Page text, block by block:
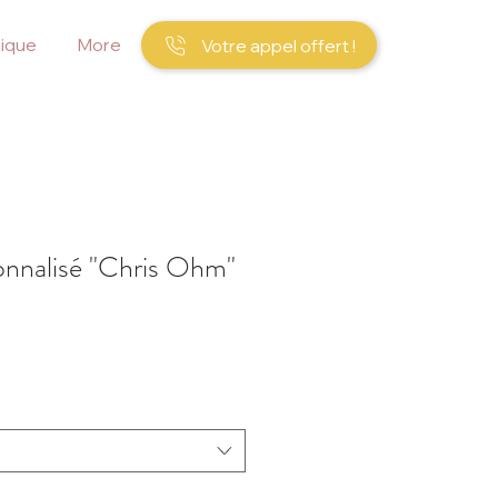
More Votre appel offert !
"Chris Ohm"